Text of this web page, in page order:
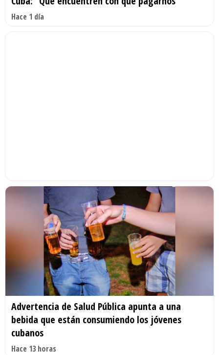
Hace 1 día
Advertencia de Salud Pública apunta a una
bebida que están consumiendo los jóvenes
cubanos
Hace 13 horas